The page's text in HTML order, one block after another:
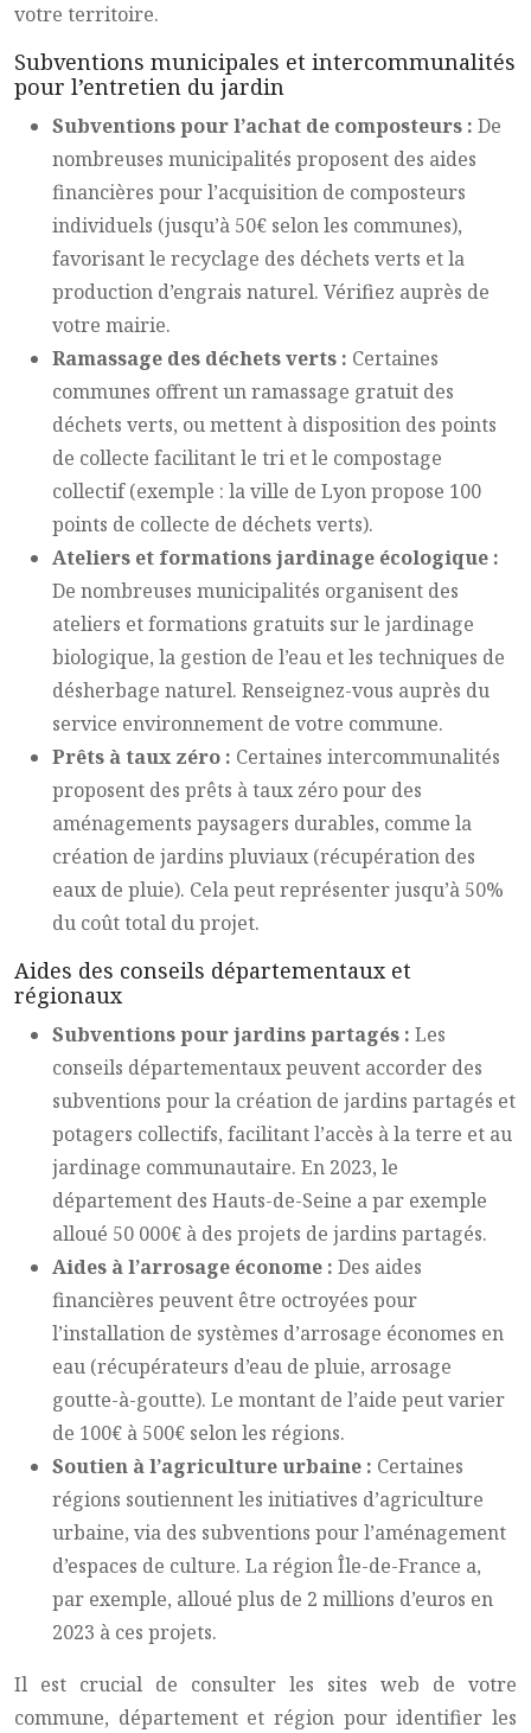
votre territoire.
Subventions municipales et intercommunalités
pour l’entretien du jardin
Subventions pour l’achat de composteurs : De
nombreuses municipalités proposent des aides
financières pour l’acquisition de composteurs
individuels (jusqu’à 50€ selon les communes),
favorisant le recyclage des déchets verts et la
production d’engrais naturel. Vérifiez auprès de
votre mairie.
Ramassage des déchets verts : Certaines
communes offrent un ramassage gratuit des
déchets verts, ou mettent à disposition des points
de collecte facilitant le tri et le compostage
collectif (exemple : la ville de Lyon propose 100
points de collecte de déchets verts).
Ateliers et formations jardinage écologique :
De nombreuses municipalités organisent des
ateliers et formations gratuits sur le jardinage
biologique, la gestion de l’eau et les techniques de
désherbage naturel. Renseignez-vous auprès du
service environnement de votre commune.
Prêts à taux zéro : Certaines intercommunalités
proposent des prêts à taux zéro pour des
aménagements paysagers durables, comme la
création de jardins pluviaux (récupération des
eaux de pluie). Cela peut représenter jusqu’à 50%
du coût total du projet.
Aides des conseils départementaux et
régionaux
Subventions pour jardins partagés : Les
conseils départementaux peuvent accorder des
subventions pour la création de jardins partagés et
potagers collectifs, facilitant l’accès à la terre et au
jardinage communautaire. En 2023, le
département des Hauts-de-Seine a par exemple
alloué 50 000€ à des projets de jardins partagés.
Aides à l’arrosage économe : Des aides
financières peuvent être octroyées pour
l’installation de systèmes d’arrosage économes en
eau (récupérateurs d’eau de pluie, arrosage
goutte-à-goutte). Le montant de l’aide peut varier
de 100€ à 500€ selon les régions.
Soutien à l’agriculture urbaine : Certaines
régions soutiennent les initiatives d’agriculture
urbaine, via des subventions pour l’aménagement
d’espaces de culture. La région Île-de-France a,
par exemple, alloué plus de 2 millions d’euros en
2023 à ces projets.
Il est crucial de consulter les sites web de votre
commune, département et région pour identifier les